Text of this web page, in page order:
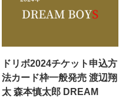
ドリボ2024チケット申込方
法カード枠一般発売 渡辺翔
太 森本慎太郎 DREAM